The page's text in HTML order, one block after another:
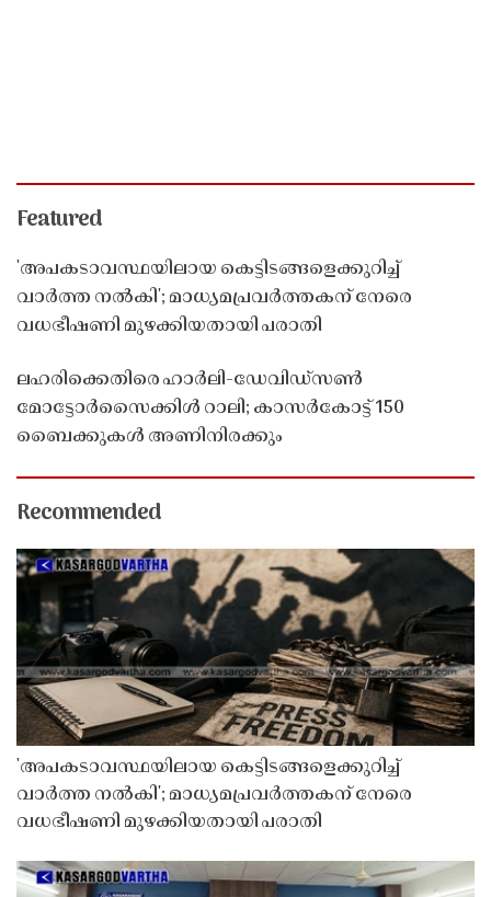
Featured
'അപകടാവസ്ഥയിലായ കെട്ടിടങ്ങളെക്കുറിച്ച്
വാർത്ത നൽകി'; മാധ്യമപ്രവർത്തകന് നേരെ
വധഭീഷണി മുഴക്കിയതായി പരാതി
ലഹരിക്കെതിരെ ഹാർലി-ഡേവിഡ്‌സൺ
മോട്ടോർസൈക്കിൾ റാലി; കാസർകോട്ട് 150
ബൈക്കുകൾ അണിനിരക്കും
Recommended
'അപകടാവസ്ഥയിലായ കെട്ടിടങ്ങളെക്കുറിച്ച്
വാർത്ത നൽകി'; മാധ്യമപ്രവർത്തകന് നേരെ
വധഭീഷണി മുഴക്കിയതായി പരാതി